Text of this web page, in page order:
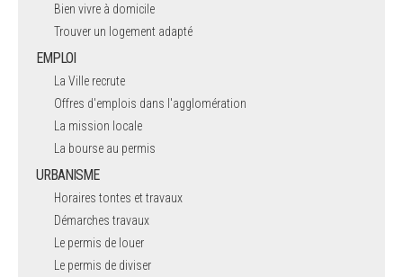
Bien vivre à domicile
Trouver un logement adapté
EMPLOI
La Ville recrute
Offres d'emplois dans l'agglomération
La mission locale
La bourse au permis
URBANISME
Horaires tontes et travaux
Démarches travaux
Le permis de louer
Le permis de diviser